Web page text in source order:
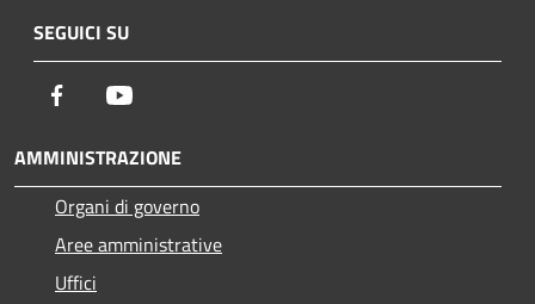
SEGUICI SU
Facebook
AMMINISTRAZIONE
Organi di governo
Aree amministrative
Uffici